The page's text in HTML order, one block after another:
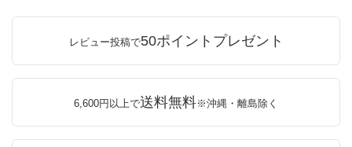
レビュー投稿で50ポイントプレゼント
6,600円以上で送料無料※沖縄・離島除く